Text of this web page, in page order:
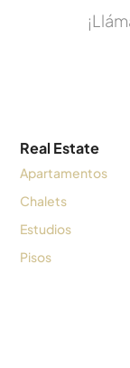
Real Estate
Apartamentos
Chalets
Estudios
Pisos